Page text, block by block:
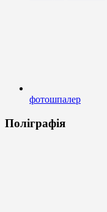
фотошпалер
Поліграфія